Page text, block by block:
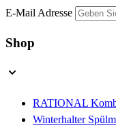
E-Mail Adresse
Shop
RATIONAL
Winterhalter